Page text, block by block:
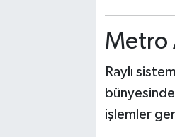
Metro
Raylı
işlemler